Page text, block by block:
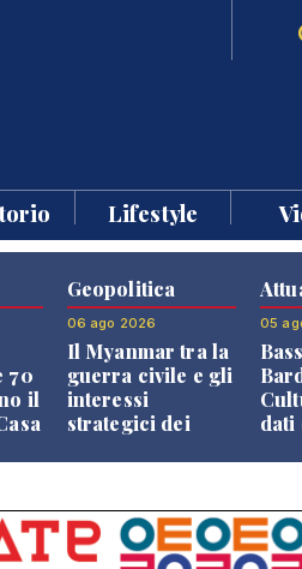
Lifestyle
70
il
Geopolitica
06 ago 2026
Il Myanmar tra la
guerra civile e gli
interessi
strategici dei
05
dati